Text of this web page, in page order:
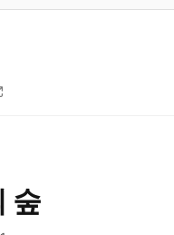
숲